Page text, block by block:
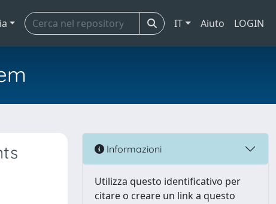
IT Aiuto LOGIN
Informazioni
Utilizza questo identificativo per
citare o creare un link a questo